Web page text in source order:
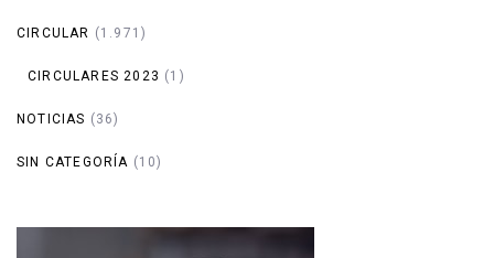
CIRCULAR (1.971)
CIRCULARES 2023 (1)
NOTICIAS (36)
SIN CATEGORÍA (10)